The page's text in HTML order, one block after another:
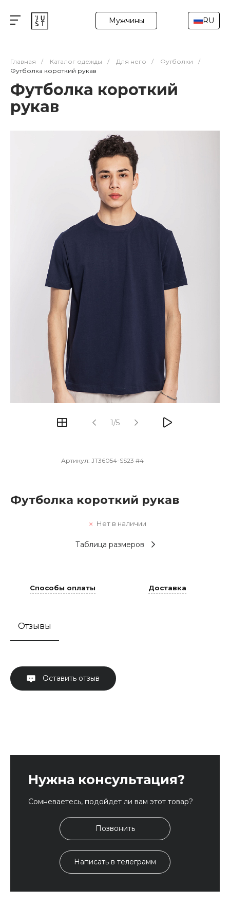
Мужчины RU
Главная / Каталог одежды / Для него / Футболки
/
Футболка короткий рукав
Футболка короткий
рукав
1/5
Артикул: JT36054-SS23 #4
Футболка короткий рукав
Нет в наличии
Таблица размеров
Способы оплаты Доставка
Отзывы
Оставить отзыв
Нужна консультация?
Сомневаетесь, подойдет ли вам этот товар?
Позвонить
Написать в телеграмм